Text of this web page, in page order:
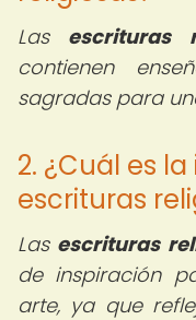
Las escrituras
contienen
sagradas para
2. ¿Cuál es
escrituras
Las escrituras
de inspiración
arte, ya que